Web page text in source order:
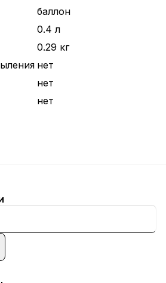
баллон
0.4 л
0.29 кг
нет
нет
нет